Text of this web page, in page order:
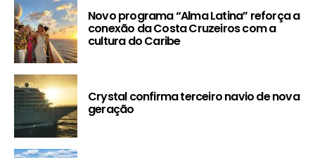
Novo programa “Alma Latina” reforça a
conexão da Costa Cruzeiros com a
cultura do Caribe
Crystal confirma terceiro navio de nova
geração